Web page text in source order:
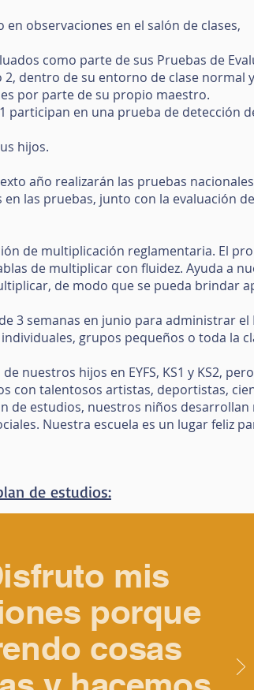
en observaciones en el salón de clases,
como parte de sus Pruebas de
dentro de su entorno de clase normal
por parte de su propio maestro.
participan en una prueba de detección
hijos.
año realizarán las pruebas
las pruebas, junto con la evaluación
de multiplicación reglamentaria. El
de multiplicar con fluidez. Ayuda a
de modo que se pueda brindar
3 semanas en junio para administrar
grupos pequeños o toda la
nuestros hijos en EYFS, KS1 y KS2,
con talentosos artistas, deportistas,
de estudios, nuestros niños
Nuestra escuela es un lugar feliz
de estudios:
mis
porque
cosas